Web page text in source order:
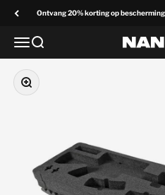
Ontvang 20% korting op
MenuZoek op NANUK
Zoom